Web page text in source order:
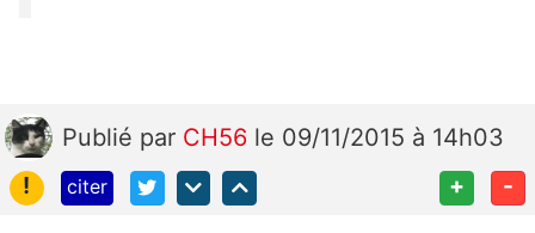
Publié par CH56 le 09/11/2015 à 14h03
!
citer + -